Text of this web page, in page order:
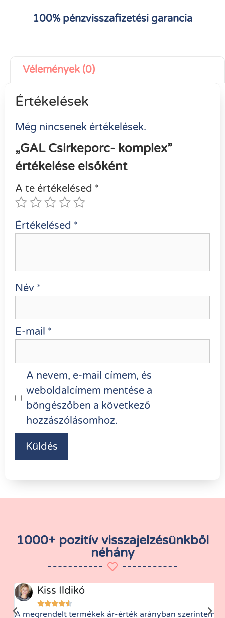
100% pénzvisszafizetési garancia
Vélemények (0)
Értékelések
Még nincsenek értékelések.
„GAL Csirkeporc- komplex”
értékelése elsőként
A te értékelésed *
Értékelésed *
Név *
E-mail *
A nevem, e-mail címem, és
weboldalcímem mentése a
böngészőben a következő
hozzászólásomhoz.
1000+ pozitív visszajelzésünkből
néhány
Kiss Ildikó

A megrendelt termékek ár-érték arányban szerintem